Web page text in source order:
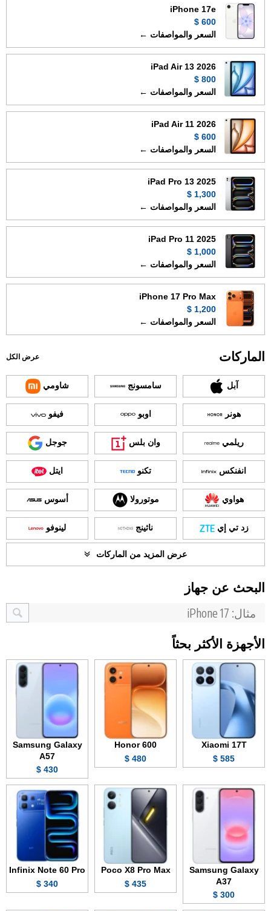
iPhone 17e
600 $
السعر والمواصفات ←
iPad Air 13 2026
800 $
السعر والمواصفات ←
iPad Air 11 2026
600 $
السعر والمواصفات ←
iPad Pro 13 2025
1,300 $
السعر والمواصفات ←
iPad Pro 11 2025
1,000 $
السعر والمواصفات ←
iPhone 17 Pro Max
1,200 $
السعر والمواصفات ←
الماركات عرض الكل
آبل سامسونج شاومي
هونر اوبو فيفو
ريلمي وان بلس جوجل
انفنكس تكنو ايتل
هواوي موتورولا أسوس
زد تي إي ناثينج لينوفو
عرض المزيد من الماركات
البحث عن جهاز
الأجهزة الأكثر بحثاً
Xiaomi 17T
585 $
Honor 600
480 $
Samsung Galaxy
A57
430 $
Samsung Galaxy
A37
300 $
Poco X8 Pro Max
435 $
Infinix Note 60 Pro
340 $